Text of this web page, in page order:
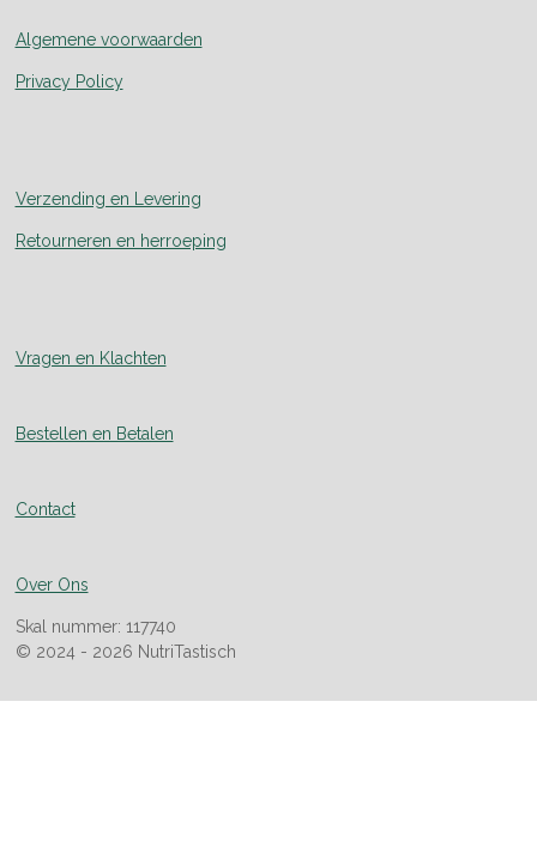
Algemene voorwaarden
Privacy Policy
Verzending en Levering
Retourneren en herroeping
Vragen en Klachten
Bestellen en Betalen
Contact
Over Ons
Skal nummer: 117740
© 2024 - 2026 NutriTastisch